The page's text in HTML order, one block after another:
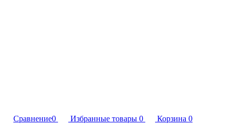
Сравнение0 Избранные товары 0 Корзина 0